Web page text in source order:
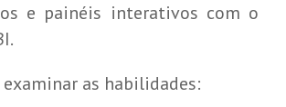
e painéis interativos com o
as habilidades: